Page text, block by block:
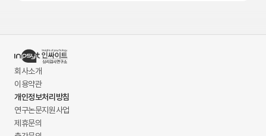
회사소개
이용약관
개인정보처리방침
연구논문지원사업
제휴문의